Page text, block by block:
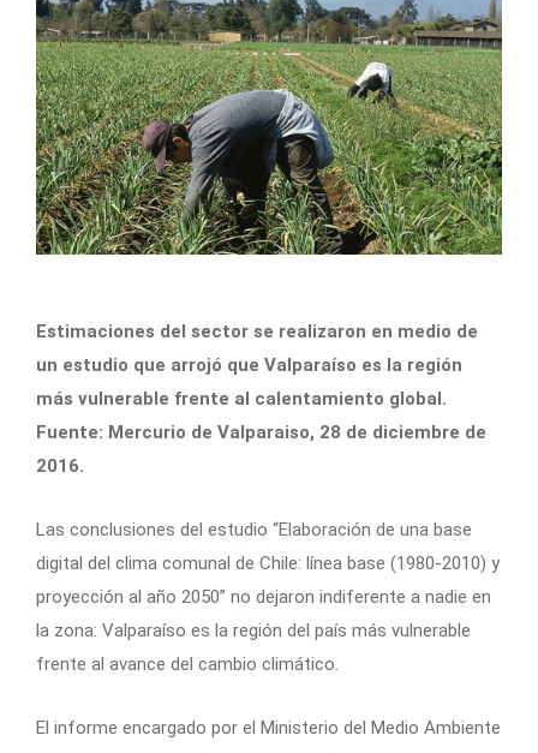
Estimaciones del sector se realizaron en medio de
un estudio que arrojó que Valparaíso es la región
más vulnerable frente al calentamiento global.
Fuente: Mercurio de Valparaiso, 28 de diciembre de
2016.
Las conclusiones del estudio “Elaboración de una base
digital del clima comunal de Chile: línea base (1980-2010) y
proyección al año 2050” no dejaron indiferente a nadie en
la zona: Valparaíso es la región del país más vulnerable
frente al avance del cambio climático.
El informe encargado por el Ministerio del Medio Ambiente